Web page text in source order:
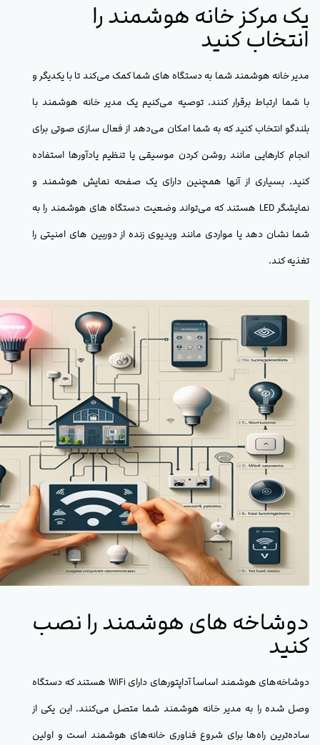
یک مرکز خانه هوشمند را
انتخاب کنید
مدیر خانه هوشمند شما به دستگاه های شما کمک می‌کند تا با یکدیگر و
با شما ارتباط برقرار کنند. توصیه می‌کنیم یک مدیر خانه هوشمند با
بلندگو انتخاب کنید که به شما امکان می‌دهد از فعال سازی صوتی برای
انجام کارهایی مانند روشن کردن موسیقی یا تنظیم یادآورها استفاده
کنید. بسیاری از آنها همچنین دارای یک صفحه نمایش هوشمند و
نمایشگر LED هستند که می‌تواند وضعیت دستگاه های هوشمند را به
شما نشان دهد یا مواردی مانند ویدیوی زنده از دوربین های امنیتی را
تغذیه کند.
دوشاخه های هوشمند را نصب
کنید
دوشاخه‌های هوشمند اساساً آداپتورهای دارای WiFi هستند که دستگاه
وصل شده را به مدیر خانه هوشمند شما متصل می‌کنند. این یکی از
ساده‌ترین راه‌ها برای شروع فناوری خانه‌های هوشمند است و اولین